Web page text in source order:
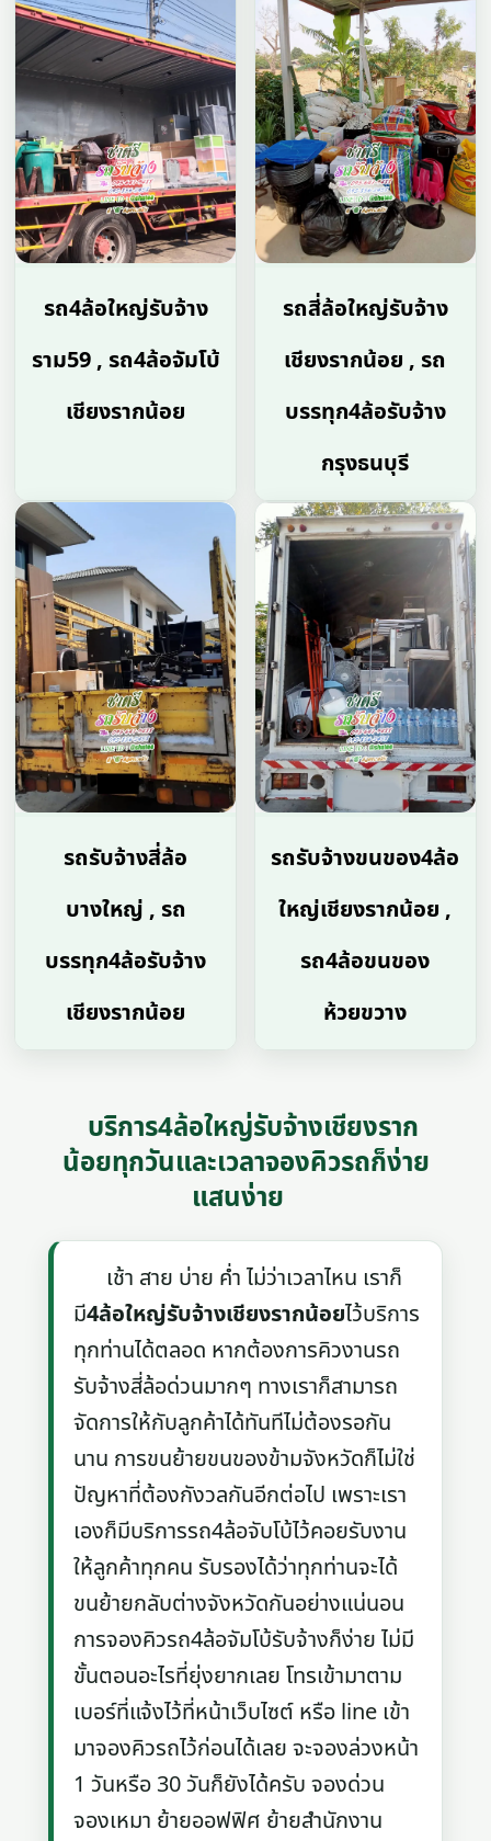
รถ4ล้อใหญ่รับจ้าง
ราม59 , รถ4ล้อจัมโบ้
เชียงรากน้อย
รถสี่ล้อใหญ่รับจ้าง
เชียงรากน้อย , รถ
บรรทุก4ล้อรับจ้าง
กรุงธนบุรี
รถรับจ้างสี่ล้อ
บางใหญ่ , รถ
บรรทุก4ล้อรับจ้าง
เชียงรากน้อย
รถรับจ้างขนของ4ล้อ
ใหญ่เชียงรากน้อย ,
รถ4ล้อขนของ
ห้วยขวาง
บริการ4ล้อใหญ่รับจ้างเชียงราก
น้อยทุกวันและเวลาจองคิวรถก็ง่าย
แสนง่าย
เช้า สาย บ่าย ค่ำ ไม่ว่าเวลาไหน เราก็
มี4ล้อใหญ่รับจ้างเชียงรากน้อยไว้บริการ
ทุกท่านได้ตลอด หากต้องการคิวงานรถ
รับจ้างสี่ล้อด่วนมากๆ ทางเราก็สามารถ
จัดการให้กับลูกค้าได้ทันทีไม่ต้องรอกัน
นาน การขนย้ายขนของข้ามจังหวัดก็ไม่ใช่
ปัญหาที่ต้องกังวลกันอีกต่อไป เพราะเรา
เองก็มีบริการรถ4ล้อจับโบ้ไว้คอยรับงาน
ให้ลูกค้าทุกคน รับรองได้ว่าทุกท่านจะได้
ขนย้ายกลับต่างจังหวัดกันอย่างแน่นอน
การจองคิวรถ4ล้อจัมโบ้รับจ้างก็ง่าย ไม่มี
ขั้นตอนอะไรที่ยุ่งยากเลย โทรเข้ามาตาม
เบอร์ที่แจ้งไว้ที่หน้าเว็บไซต์ หรือ line เข้า
มาจองคิวรถไว้ก่อนได้เลย จะจองล่วงหน้า
1 วันหรือ 30 วันก็ยังได้ครับ จองด่วน
จองเหมา ย้ายออฟฟิศ ย้ายสำนักงาน